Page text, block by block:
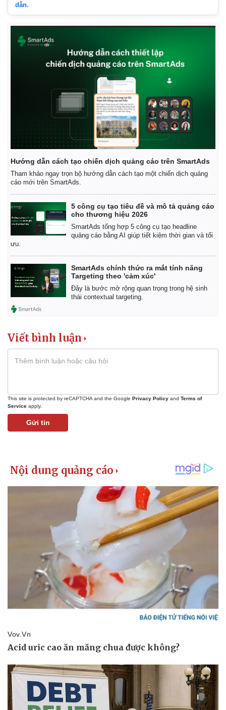
Thể thao
Bóng đá
Lịch thi đấu bóng đá
Thế giới thể thao
eSports
Hậu trường
Xe máy
dẫn.
Hướng dẫn cách tạo chiến dịch quảng cáo trên SmartAds
Tham khảo ngay trọn bộ hướng dẫn cách tạo một chiến dịch quảng
cáo mới trên SmartAds.
5 công cụ tạo tiêu đề và mô tả quảng cáo
cho thương hiệu 2026
SmartAds tổng hợp 5 công cụ tạo headline
quảng cáo bằng AI giúp tiết kiệm thời gian và tối
ưu.
SmartAds chính thức ra mắt tính năng
Targeting theo 'cảm xúc'
Đây là bước mở rộng quan trọng trong hệ sinh
thái contextual targeting.
Viết bình luận
This site is protected by reCAPTCHA and the Google Privacy Policy and Terms of
Service apply.
Gửi tin